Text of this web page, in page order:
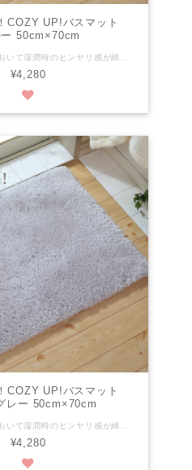
COZY UP!バスマット
ー 50cm×70cm
¥4,280
COZY UP!バスマット
レー 50cm×70cm
接触温冷感試験において湿潤時のヒンヤリ感が綿の約1/7の高機能な糸を使用しております。 さらに、30mmの長い毛足がお風呂上がりの足裏を優しく包み込みます。 ※ヒンヤリ感には個人差がございます。 ※写真は縦50cmX横70cmの画像です。 税抜き：¥3,890 税込み：¥4,280 商品サイズ：縦50cm x 横70cm 組成：パイル/ポリエステル100％ 色：ライトグレー パイルの長さ：30mm 滑り止めの有無：有 滑り止め加工：ホットメルト樹脂の塗付（ＥＶＡ） 洗濯：洗濯機可（ネット使用） 生産国：日本
¥4,280